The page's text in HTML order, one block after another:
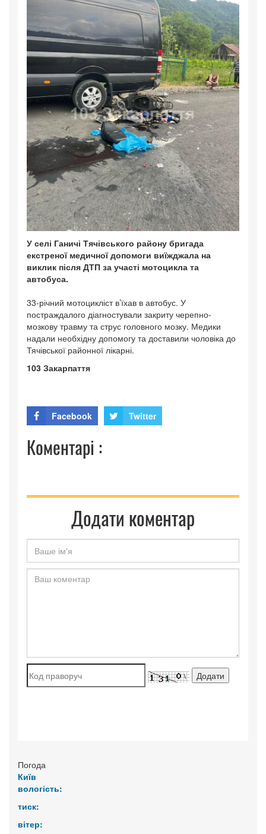
У селі Ганичі Тячівського району бригада
екстреної медичної допомоги виїжджала на
виклик після ДТП за участі мотоцикла та
автобуса.
33-річний мотоцикліст в’їхав в автобус. У
постраждалого діагностували закриту черепно-
мозкову травму та струс головного мозку. Медики
надали необхідну допомогу та доставили чоловіка до
Тячівської районної лікарні.
103 Закарпаття
Facebook Twitter
Коментарі :
Додати коментар
Погода
Київ
вологість:
тиск:
вітер: